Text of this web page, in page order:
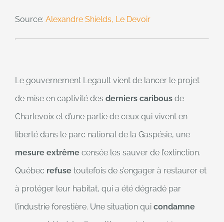
Source: Alexandre Shields, Le Devoir
Le gouvernement Legault vient de lancer le projet
de mise en captivité des derniers caribous de
Charlevoix et d’une partie de ceux qui vivent en
liberté dans le parc national de la Gaspésie, une
mesure extrême censée les sauver de l’extinction.
Québec refuse toutefois de s’engager à restaurer et
à protéger leur habitat, qui a été dégradé par
l’industrie forestière. Une situation qui condamne